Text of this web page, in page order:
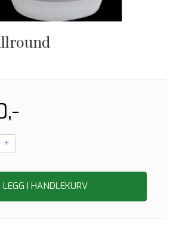
+
LEGG I HANDLEKURV